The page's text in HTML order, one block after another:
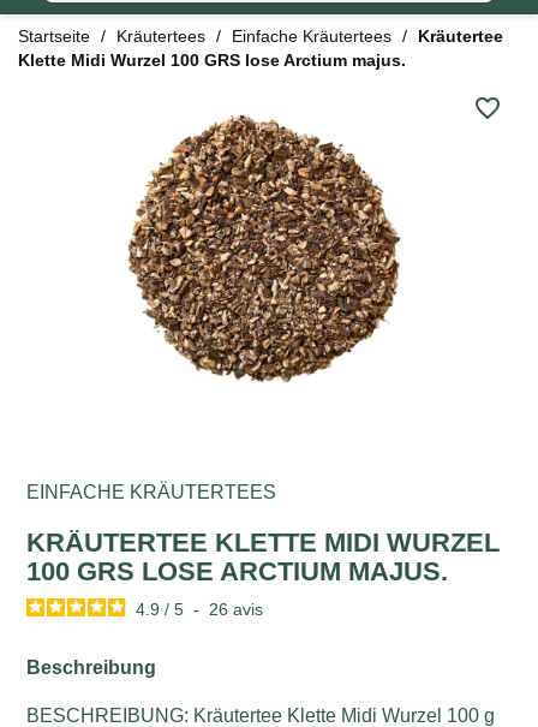
Startseite Kräutertees Einfache Kräutertees
Kräutertee
Klette Midi Wurzel 100 GRS lose Arctium majus.
favorite_border
EINFACHE KRÄUTERTEES
KRÄUTERTEE KLETTE MIDI WURZEL
100 GRS LOSE ARCTIUM MAJUS.
4.9 / 5 - 26avis
Beschreibung
BESCHREIBUNG: Kräutertee Klette Midi Wurzel 100 g